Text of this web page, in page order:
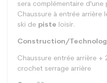
sera complémentaire
Chaussure à entrée
ski de piste loisir.
Construction/
Chaussure entrée arrière +
crochet serrage arrière